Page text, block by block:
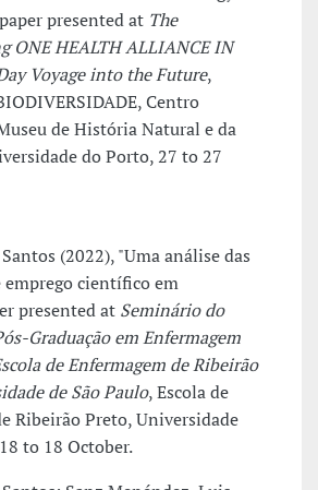
presented at The
ONE HEALTH ALLIANCE IN
Voyage into the Future,
Centro
de História Natural e da
do Porto, 27 to 27
(2022), "Uma análise das
científico em
presented at Seminário do
Graduação em Enfermagem
de Enfermagem de Ribeirão
de São Paulo, Escola de
Ribeirão Preto, Universidade
to 18 October.